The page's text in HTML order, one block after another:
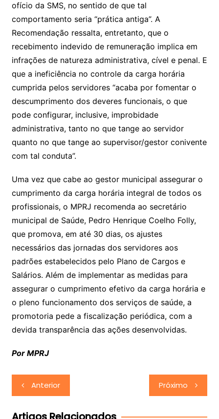
ofício da SMS, no sentido de que tal
comportamento seria “prática antiga”. A
Recomendação ressalta, entretanto, que o
recebimento indevido de remuneração implica em
infrações de natureza administrativa, cível e penal. E
que a ineficiência no controle da carga horária
cumprida pelos servidores “acaba por fomentar o
descumprimento dos deveres funcionais, o que
pode configurar, inclusive, improbidade
administrativa, tanto no que tange ao servidor
quanto no que tange ao supervisor/gestor conivente
com tal conduta”.
Uma vez que cabe ao gestor municipal assegurar o
cumprimento da carga horária integral de todos os
profissionais, o MPRJ recomenda ao secretário
municipal de Saúde, Pedro Henrique Coelho Folly,
que promova, em até 30 dias, os ajustes
necessários das jornadas dos servidores aos
padrões estabelecidos pelo Plano de Cargos e
Salários. Além de implementar as medidas para
assegurar o cumprimento efetivo da carga horária e
o pleno funcionamento dos serviços de saúde, a
promotoria pede a fiscalização periódica, com a
devida transparência das ações desenvolvidas.
Por MPRJ
Navegação
de
Post
Anterior Próximo